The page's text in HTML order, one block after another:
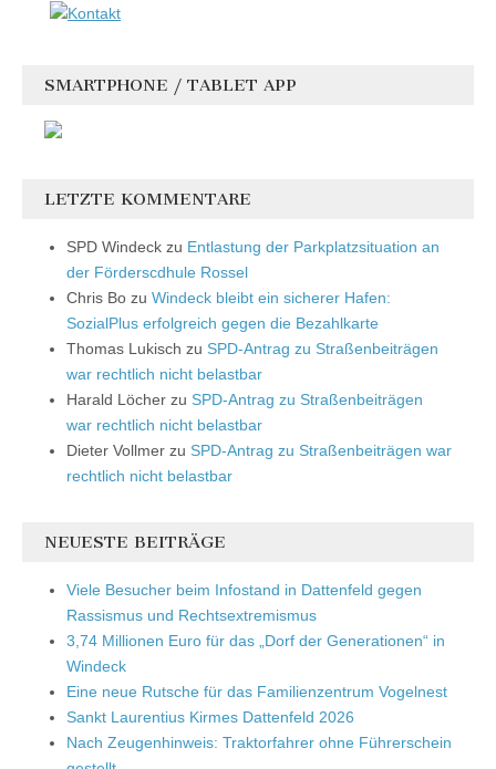
SMARTPHONE / TABLET APP
LETZTE KOMMENTARE
SPD Windeck zu Entlastung der Parkplatzsituation an
der Förderscdhule Rossel
Chris Bo zu Windeck bleibt ein sicherer Hafen:
SozialPlus erfolgreich gegen die Bezahlkarte
Thomas Lukisch zu SPD-Antrag zu Straßenbeiträgen
war rechtlich nicht belastbar
Harald Löcher zu SPD-Antrag zu Straßenbeiträgen
war rechtlich nicht belastbar
Dieter Vollmer zu SPD-Antrag zu Straßenbeiträgen war
rechtlich nicht belastbar
NEUESTE BEITRÄGE
Viele Besucher beim Infostand in Dattenfeld gegen
Rassismus und Rechtsextremismus
3,74 Millionen Euro für das „Dorf der Generationen“ in
Windeck
Eine neue Rutsche für das Familienzentrum Vogelnest
Sankt Laurentius Kirmes Dattenfeld 2026
Nach Zeugenhinweis: Traktorfahrer ohne Führerschein